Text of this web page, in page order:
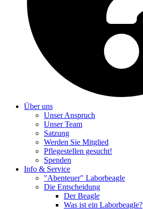
Über uns
Unser Anspruch
Unser Team
Satzung
Werden Sie Mitglied
Pflegestellen gesucht!
Spenden
Info & Service
"Abenteuer" Laborbeagle
Die Entscheidung
Der Beagle
Was ist ein Laborbeagle?